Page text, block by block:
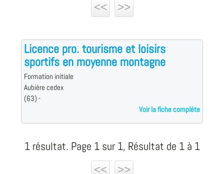
<<
>>
Licence pro. tourisme et loisirs
sportifs en moyenne montagne
Formation initiale
Aubière cedex
(63) -
Voir la fiche complète
1 résultat. Page 1 sur 1, Résultat de 1 à 1
<<
>>